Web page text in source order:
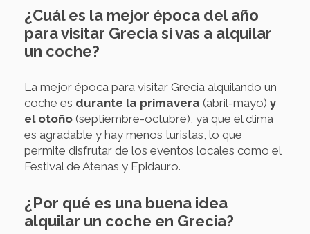
¿Cuál es la mejor época del año
para visitar Grecia si vas a alquilar
un coche?
La mejor época para visitar Grecia alquilando un
coche es durante la primavera (abril-mayo) y
el otoño (septiembre-octubre), ya que el clima
es agradable y hay menos turistas, lo que
permite disfrutar de los eventos locales como el
Festival de Atenas y Epidauro.
¿Por qué es una buena idea
alquilar un coche en Grecia?